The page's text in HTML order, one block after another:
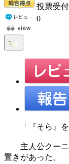
投票受
0
「『そら』を
主人公クーニ
置きがあった。